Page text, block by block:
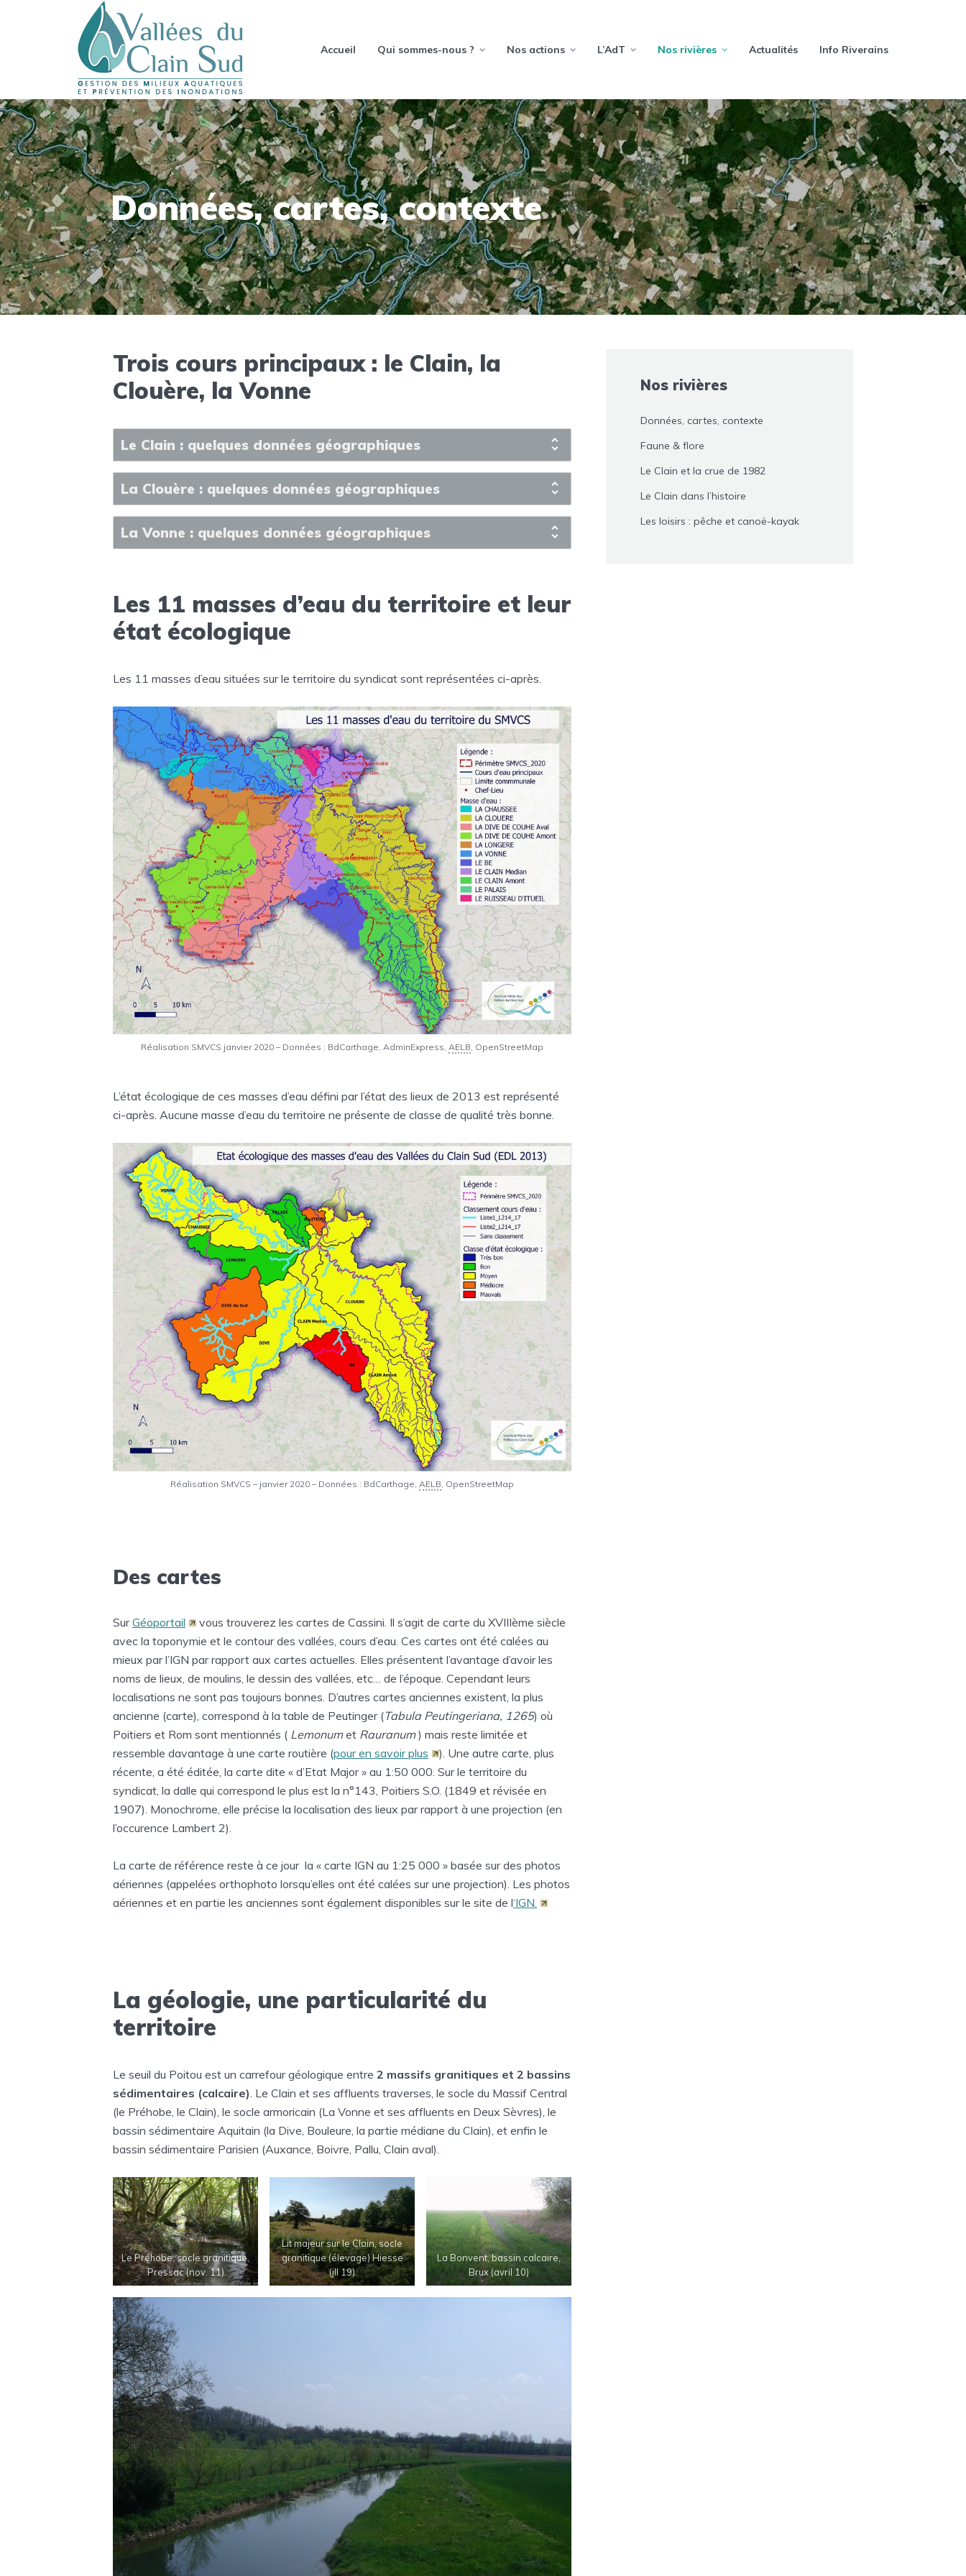
Accueil Qui sommes-nous ? Nos actions L’AdT Nos rivières Actualités Info Riverains
Données, cartes, contexte
Trois cours principaux : le Clain, la
Clouère, la Vonne
Le Clain : quelques données géographiques
La Clouère : quelques données géographiques
La Vonne : quelques données géographiques
Les 11 masses d’eau du territoire et leur
état écologique
Les 11 masses d’eau situées sur le territoire du syndicat sont représentées ci-après.
Réalisation SMVCS janvier 2020 – Données : BdCarthage, AdminExpress, AELB , OpenStreetMap
L’état écologique de ces masses d’eau défini par l’état des lieux de 2013 est représenté
ci-après. Aucune masse d’eau du territoire ne présente de classe de qualité très bonne.
Réalisation SMVCS – janvier 2020 – Données : BdCarthage, AELB , OpenStreetMap
Des cartes
SurGéoportail
vous trouverez les cartes de Cassini. Il s’agit de carte du XVIIIème siècle
avec la toponymie et le contour des vallées, cours d’eau. Ces cartes ont été calées au
mieux par l’IGN par rapport aux cartes actuelles. Elles présentent l’avantage d’avoir les
noms de lieux, de moulins, le dessin des vallées, etc… de l’époque. Cependant leurs
localisations ne sont pas toujours bonnes. D’autres cartes anciennes existent, la plus
ancienne (carte), correspond à la table de Peutinger (Tabula Peutingeriana, 1265) où
Poitiers et Rom sont mentionnés ( Lemonumet Rauranum) mais reste limitée et
ressemble davantage à une carte routière (pour en savoir plus
). Une autre carte, plus
récente, a été éditée, la carte dite « d’Etat Major » au 1:50 000. Sur le territoire du
syndicat, la dalle qui correspond le plus est la n°143, Poitiers S.O. (1849 et révisée en
1907). Monochrome, elle précise la localisation des lieux par rapport à une projection (en
l’occurence Lambert 2).
La carte de référence reste à ce jour la « carte IGN au 1:25 000 » basée sur des photos
aériennes (appelées orthophoto lorsqu’elles ont été calées sur une projection). Les photos
aériennes et en partie les anciennes sont également disponibles sur le site de l‘IGN.
La géologie, une particularité du
territoire
Le seuil du Poitou est un carrefour géologique entre2 massifs granitiques et 2 bassins
sédimentaires (calcaire) . Le Clain et ses affluents traverses, le socle du Massif Central
(le Préhobe, le Clain), le socle armoricain (La Vonne et ses affluents en Deux Sèvres), le
bassin sédimentaire Aquitain (la Dive, Bouleure, la partie médiane du Clain), et enfin le
bassin sédimentaire Parisien (Auxance, Boivre, Pallu, Clain aval).
Le Préhobe, socle granitique,
Pressac (nov. 11)
Lit majeur sur le Clain, socle
granitique (élevage) Hiesse
(jll 19)
La Bonvent, bassin calcaire,
Brux (avril 10)
Nos rivières
Données, cartes, contexte
Faune & flore
Le Clain et la crue de 1982
Le Clain dans l’histoire
Les loisirs : pêche et canoë-kayak